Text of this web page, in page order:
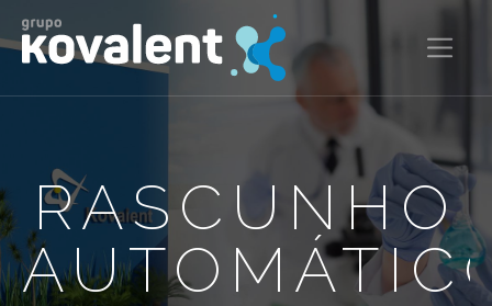
RASCUNHO